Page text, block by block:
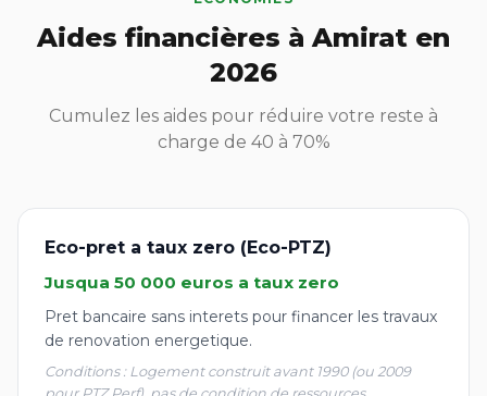
Aides financières à Amirat en
2026
Cumulez les aides pour réduire votre reste à
charge de 40 à 70%
Eco-pret a taux zero (Eco-PTZ)
Jusqua 50 000 euros a taux zero
Pret bancaire sans interets pour financer les travaux
de renovation energetique.
Conditions : Logement construit avant 1990 (ou 2009